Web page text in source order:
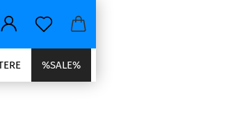
%SALE%